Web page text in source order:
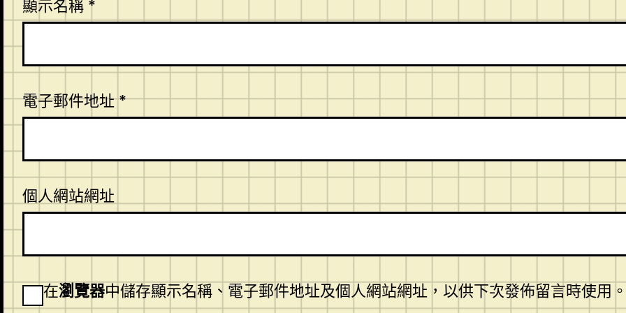
顯示名稱 *
電子郵件地址*
個人網站網址
在瀏覽器中儲存顯示名稱、電子郵件地址及個人網站網址，以供下次發佈留言時使用